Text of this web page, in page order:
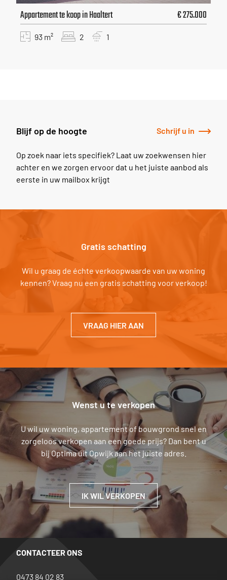
Appartement te koop in Haaltert € 275.000
93 m² 2 1
Blijf op de hoogte Schrijf u in
Op zoek naar iets specifiek? Laat uw zoekwensen hier
achter en we zorgen ervoor dat u het juiste aanbod als
eerste in uw mailbox krijgt
Gratis schatting
Wil u graag de échte verkoopwaarde van uw woning
kennen? Vraag nu een gratis schatting voor verkoop!
VRAAG HIER AAN
Wenst u te verkopen
U wil uw woning, appartement of bouwgrond snel en
zorgeloos verkopen aan een goede prijs? Dan bent u
bij Optima uit Opwijk aan het juiste adres.
IK WIL VERKOPEN
CONTACTEER ONS
0473 84 02 83